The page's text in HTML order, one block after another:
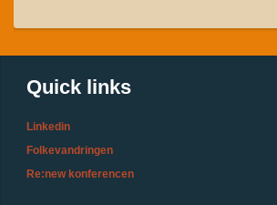
Quick links
Linkedin
Folkevandringen
Re:new konferencen